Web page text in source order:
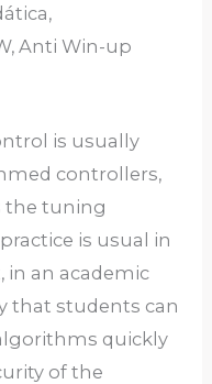
Anti Win-up
is usually
controllers,
the tuning
is usual in
an academic
that students can
quickly
of the